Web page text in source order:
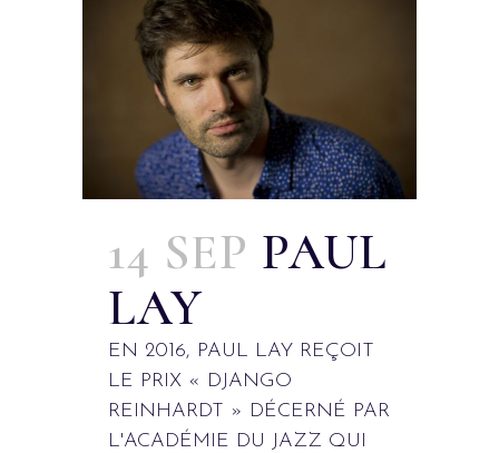
14 SEP PAUL
LAY
EN 2016, PAUL LAY REÇOIT
LE PRIX « DJANGO
REINHARDT » DÉCERNÉ PAR
L'ACADÉMIE DU JAZZ QUI